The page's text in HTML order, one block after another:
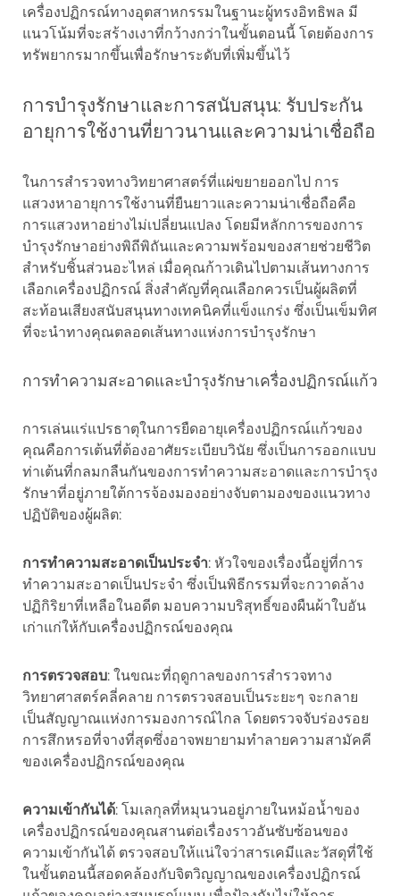
เครื่องปฏิกรณ์ทางอุตสาหกรรมในฐานะผู้ทรงอิทธิพล มี
แนวโน้มที่จะสร้างเงาที่กว้างกว่าในขั้นตอนนี้ โดยต้องการ
ทรัพยากรมากขึ้นเพื่อรักษาระดับที่เพิ่มขึ้นไว้
การบำรุงรักษาและการสนับสนุน: รับประกัน
อายุการใช้งานที่ยาวนานและความน่าเชื่อถือ
ในการสำรวจทางวิทยาศาสตร์ที่แผ่ขยายออกไป การ
แสวงหาอายุการใช้งานที่ยืนยาวและความน่าเชื่อถือคือ
การแสวงหาอย่างไม่เปลี่ยนแปลง โดยมีหลักการของการ
บำรุงรักษาอย่างพิถีพิถันและความพร้อมของสายช่วยชีวิต
สำหรับชิ้นส่วนอะไหล่ เมื่อคุณก้าวเดินไปตามเส้นทางการ
เลือกเครื่องปฏิกรณ์ สิ่งสำคัญที่คุณเลือกควรเป็นผู้ผลิตที่
สะท้อนเสียงสนับสนุนทางเทคนิคที่แข็งแกร่ง ซึ่งเป็นเข็มทิศ
ที่จะนำทางคุณตลอดเส้นทางแห่งการบำรุงรักษา
การทำความสะอาดและบำรุงรักษาเครื่องปฏิกรณ์แก้ว
การเล่นแร่แปรธาตุในการยืดอายุเครื่องปฏิกรณ์แก้วของ
คุณคือการเต้นที่ต้องอาศัยระเบียบวินัย ซึ่งเป็นการออกแบบ
ท่าเต้นที่กลมกลืนกันของการทำความสะอาดและการบำรุง
รักษาที่อยู่ภายใต้การจ้องมองอย่างจับตามองของแนวทาง
ปฏิบัติของผู้ผลิต:
การทำความสะอาดเป็นประจำ: หัวใจของเรื่องนี้อยู่ที่การ
ทำความสะอาดเป็นประจำ ซึ่งเป็นพิธีกรรมที่จะกวาดล้าง
ปฏิกิริยาที่เหลือในอดีต มอบความบริสุทธิ์ของผืนผ้าใบอัน
เก่าแก่ให้กับเครื่องปฏิกรณ์ของคุณ
การตรวจสอบ: ในขณะที่ฤดูกาลของการสำรวจทาง
วิทยาศาสตร์คลี่คลาย การตรวจสอบเป็นระยะๆ จะกลาย
เป็นสัญญาณแห่งการมองการณ์ไกล โดยตรวจจับร่องรอย
การสึกหรอที่จางที่สุดซึ่งอาจพยายามทำลายความสามัคคี
ของเครื่องปฏิกรณ์ของคุณ
ความเข้ากันได้: โมเลกุลที่หมุนวนอยู่ภายในหม้อน้ำของ
เครื่องปฏิกรณ์ของคุณสานต่อเรื่องราวอันซับซ้อนของ
ความเข้ากันได้ ตรวจสอบให้แน่ใจว่าสารเคมีและวัสดุที่ใช้
ในขั้นตอนนี้สอดคล้องกับจิตวิญญาณของเครื่องปฏิกรณ์